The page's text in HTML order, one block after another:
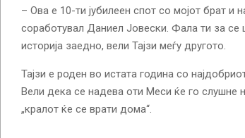
– Ова е 10-ти јубилеен спот со мојот брат и
соработувал Даниел Јовески. Фала ти за
историја заедно, вели Тајзи меѓу другото.
Тајзи е роден во истата година со
Вели дека се надева оти Меси ќе го слушне
„кралот ќе се врати дома“.